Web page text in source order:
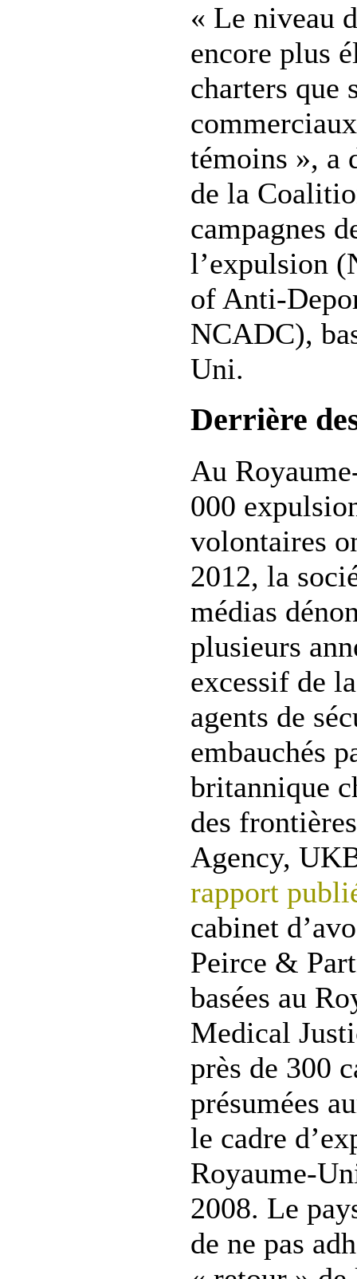
« Le niveau
encore plus
charters que
témoins », a
de la
campagnes
l’expulsion
of Anti-
NCADC),
Uni.
Derrière
Au
000
volontaires
2012, la
médias
plusieurs
excessif de
agents de
embauchés
britannique
des
Agency,
rapport
cabinet
Peirce &
basées au
Medical
près de 300
présumées
le cadre
Royaume-
2008. Le
de ne pas